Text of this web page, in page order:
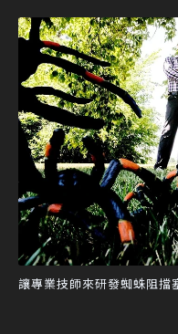
讓專業技師來研發蜘蛛阻